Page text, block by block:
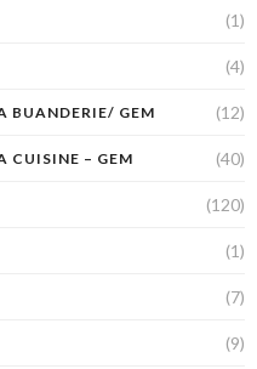
(1)
(4)
BUANDERIE/ GEM (12)
CUISINE – GEM (40)
(120)
(1)
(7)
(9)